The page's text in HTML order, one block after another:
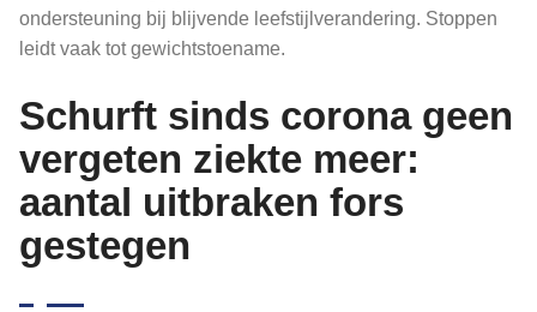
ondersteuning bij blijvende leefstijlverandering. Stoppen
leidt vaak tot gewichtstoename.
Schurft sinds corona geen
vergeten ziekte meer:
aantal uitbraken fors
gestegen